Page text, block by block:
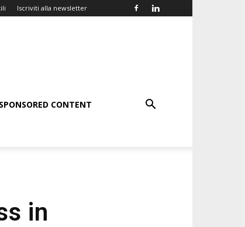
Iscriviti alla newsletter
SPONSORED CONTENT
in